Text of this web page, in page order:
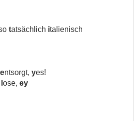
tatsächlich italienisch
entsorgt, yes!
ose, ey